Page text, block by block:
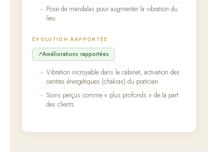
Pose de mandalas pour augmenter la vibration du
lieu
ÉVOLUTION RAPPORTÉE
Améliorations rapportées
Vibration incroyable dans le cabinet, activation des
centres énergétiques (chakras) du praticien
Soins perçus comme « plus profonds » de la part
des clients